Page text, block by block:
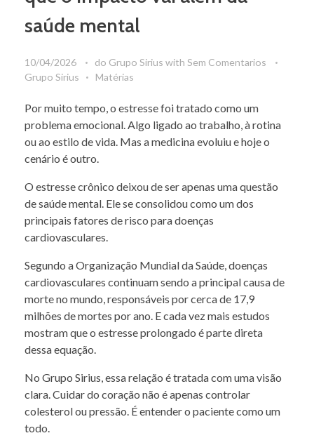
saúde mental
10/04/2026 do Grupo Sirius with Sem Comentarios
Grupo Sirius
Matérias
Por muito tempo, o estresse foi tratado como um
problema emocional. Algo ligado ao trabalho, à rotina
ou ao estilo de vida. Mas a medicina evoluiu e hoje o
cenário é outro.
O estresse crônico deixou de ser apenas uma questão
de saúde mental. Ele se consolidou como um dos
principais fatores de risco para doenças
cardiovasculares.
Segundo a Organização Mundial da Saúde, doenças
cardiovasculares continuam sendo a principal causa de
morte no mundo, responsáveis por cerca de 17,9
milhões de mortes por ano. E cada vez mais estudos
mostram que o estresse prolongado é parte direta
dessa equação.
No Grupo Sirius, essa relação é tratada com uma visão
clara. Cuidar do coração não é apenas controlar
colesterol ou pressão. É entender o paciente como um
todo.